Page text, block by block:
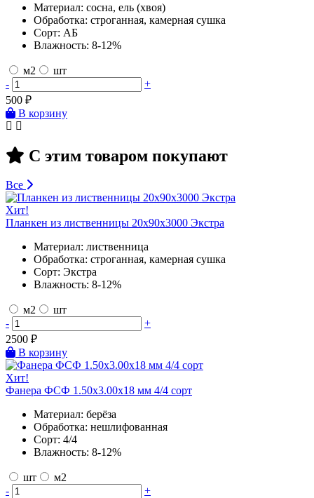
Материал: сосна, ель (хвоя)
Обработка: строганная, камерная сушка
Сорт: АБ
Влажность: 8-12%
м2
шт
-
+
500 ₽
В корзину
С этим товаром покупают
Все
Хит!
Планкен из лиственницы 20х90х3000 Экстра
Материал: лиственница
Обработка: строганная, камерная сушка
Сорт: Экстра
Влажность: 8-12%
м2
шт
-
+
2500 ₽
В корзину
Хит!
Фанера ФСФ 1.50х3.00х18 мм 4/4 сорт
Материал: берёза
Обработка: нешлифованная
Сорт: 4/4
Влажность: 8-12%
шт
м2
-
+